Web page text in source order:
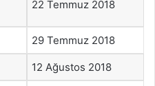
22 Temmuz 2018
29 Temmuz 2018
12 Ağustos 2018